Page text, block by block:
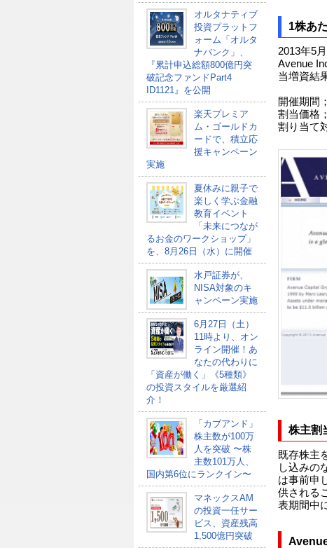
オルタナティブ
投資プラットフ
ォーム「オルタ
ナバンク」、
『累計申込総額800億円突
破記念ファンドPart4
ID1121』を公開
楽天プレミア
ム・ゴールドカ
ードで、積立応
援キャンペーン
実施
夏休みに親子で
楽しく学ぶ金融
教育イベント
「未来につなが
るお金のワークショップ」
を、8月26日（水）に開催
水戸証券が、
NISA対象のキ
ャンペーン実施
6月27日（土）
11時より、オン
ライン開催！あ
なたの代わりに
「資産が働く」《5種類》
の投資スタイルを厳選紹
介！
「カブアンド」
株主数が100万
人を突破 〜株
主数101万人、
国内第6位にランクイン〜
マネックスAM
の投資一任サー
ビス、資産残高
1,500億円突破
1株あ
2013年5
Avenue
当増資結
開催期間
割当価格
割り当て
株主割
既存株主
し込みの
は事前申
供される
表期間中